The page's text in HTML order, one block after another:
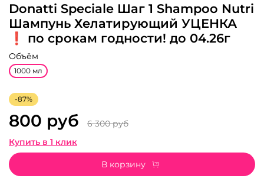
Donatti Speciale Шаг 1 Shampoo Nutri
Шампунь Хелатирующий УЦЕНКА
❗️ по срокам годности! до 04.26г
Объём
1000 мл
-87%
800 руб
6 300 руб
Купить в 1 клик
В корзину